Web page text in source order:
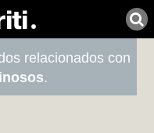
relacionados con
.